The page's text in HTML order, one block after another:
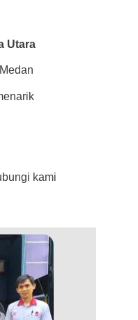
Utara
kami